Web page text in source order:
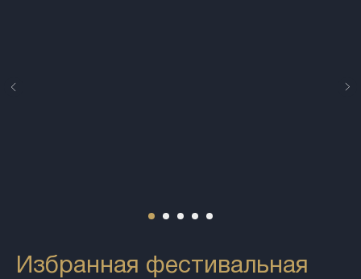
Избранная фестивальная